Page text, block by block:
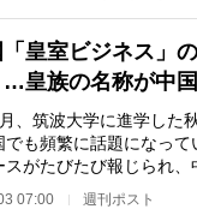
「皇室ビジネス」
…皇族の名称が中
、筑波大学に進学した
でも頻繁に話題になっ
スがたびたび報じられ、
生活の現状」…
07:00 週刊ポスト